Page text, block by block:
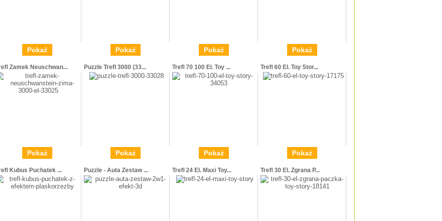
Pokaż Pokaż Pokaż Pokaż
Zamek Neuschwan...
Pokaż
Puzzle Trefl 3000 (33...
Pokaż
Trefl 70 100 El. Toy ...
Pokaż
Trefl 60 El. Toy Stor...
Pokaż
Kubus Puchatek ... Puzzle - Auta Zestaw ... Trefl 24 El. Maxi Toy... Trefl 30 El. Zgrana P...